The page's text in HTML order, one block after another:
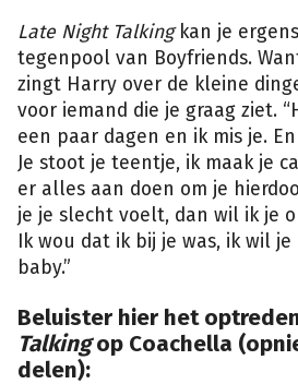
Late Night Talkingkan je
tegenpool van Boyfriends.
zingt Harry over de kleine
voor iemand die je graag ziet.
een paar dagen en ik mis je.
Je stoot je teentje, ik maak je
er alles aan doen om je
je je slecht voelt, dan wil ik je
Ik wou dat ik bij je was, ik wil
baby.”
Beluister hier het
Talkingop Coachella
delen):